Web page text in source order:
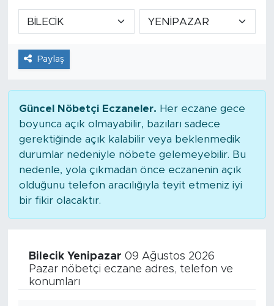
Paylaş
Güncel Nöbetçi Eczaneler. Her eczane gece
boyunca açık olmayabilir, bazıları sadece
gerektiğinde açık kalabilir veya beklenmedik
durumlar nedeniyle nöbete gelemeyebilir. Bu
nedenle, yola çıkmadan önce eczanenin açık
olduğunu telefon aracılığıyla teyit etmeniz iyi
bir fikir olacaktır.
Bilecik Yenipazar 09 Ağustos 2026
Pazar nöbetçi eczane adres, telefon ve
konumları